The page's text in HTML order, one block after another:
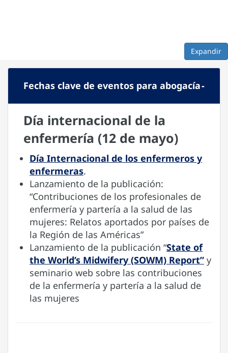
Expandir
Fechas clave de eventos para abogacía
Día internacional de la
enfermería (12 de mayo)
Día Internacional de los enfermeros y
enfermeras.
Lanzamiento de la publicación:
“Contribuciones de los profesionales de
enfermería y partería a la salud de las
mujeres: Relatos aportados por países de
la Región de las Américas”
Lanzamiento de la publicación “State of
the World’s Midwifery (SOWM) Report” y
seminario web sobre las contribuciones
de la enfermería y partería a la salud de
las mujeres